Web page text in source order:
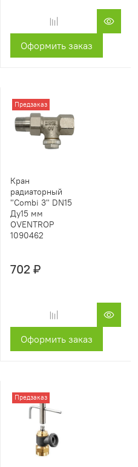
Оформить заказ
Предзаказ
Кран
радиаторный
"Combi 3" DN15
Ду15 мм
OVENTROP
1090462
702 ₽
Оформить заказ
Предзаказ